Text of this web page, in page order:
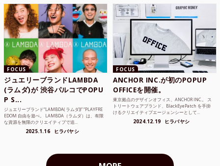
FOCUS
ジュエリーブランドLAMBDA
(ラムダ)が 渋谷パルコでPOPU
P S...
ジュエリーブランド“LAMBDA( ラムダ))” “PLAYFRE
EDOM 自由を遊べ。 LAMBDA（ラムダ）は、有限
な資源を無限のクリエイティブで追...
2025.1.16 ヒラバヤシ
FOCUS
ANCHOR INC.が初のPOPUP
OFFICEを開催。
東京拠点のデザインオフィス、ANCHOR INC.。 ス
トリートウェアブランド、BlackEyePatch を手掛
けるクリエイティブエージェンシーとして...
2024.12.19 ヒラバヤシ